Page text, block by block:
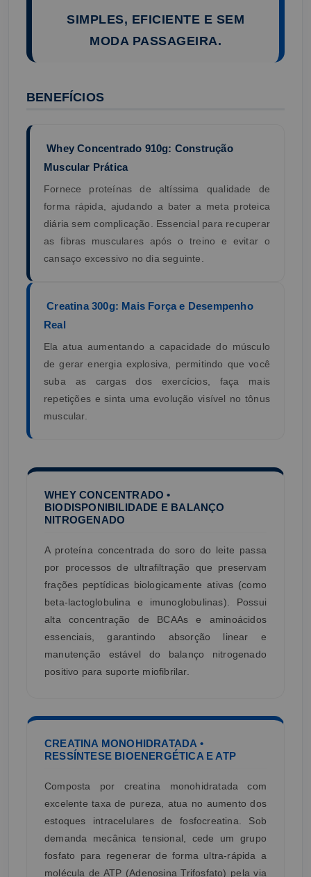
SIMPLES, EFICIENTE E SEM
MODA PASSAGEIRA.
BENEFÍCIOS
Whey Concentrado 910g: Construção
Muscular Prática
Fornece proteínas de altíssima qualidade de
forma rápida, ajudando a bater a meta proteica
diária sem complicação. Essencial para recuperar
as fibras musculares após o treino e evitar o
cansaço excessivo no dia seguinte.
Creatina 300g: Mais Força e Desempenho
Real
Ela atua aumentando a capacidade do músculo
de gerar energia explosiva, permitindo que você
suba as cargas dos exercícios, faça mais
repetições e sinta uma evolução visível no tônus
muscular.
WHEY CONCENTRADO •
BIODISPONIBILIDADE E BALANÇO
NITROGENADO
A proteína concentrada do soro do leite passa
por processos de ultrafiltração que preservam
frações peptídicas biologicamente ativas (como
beta-lactoglobulina e imunoglobulinas). Possui
alta concentração de BCAAs e aminoácidos
essenciais, garantindo absorção linear e
manutenção estável do balanço nitrogenado
positivo para suporte miofibrilar.
CREATINA MONOHIDRATADA •
RESSÍNTESE BIOENERGÉTICA E ATP
Composta por creatina monohidratada com
excelente taxa de pureza, atua no aumento dos
estoques intracelulares de fosfocreatina. Sob
demanda mecânica tensional, cede um grupo
fosfato para regenerar de forma ultra-rápida a
molécula de ATP (Adenosina Trifosfato) pela via